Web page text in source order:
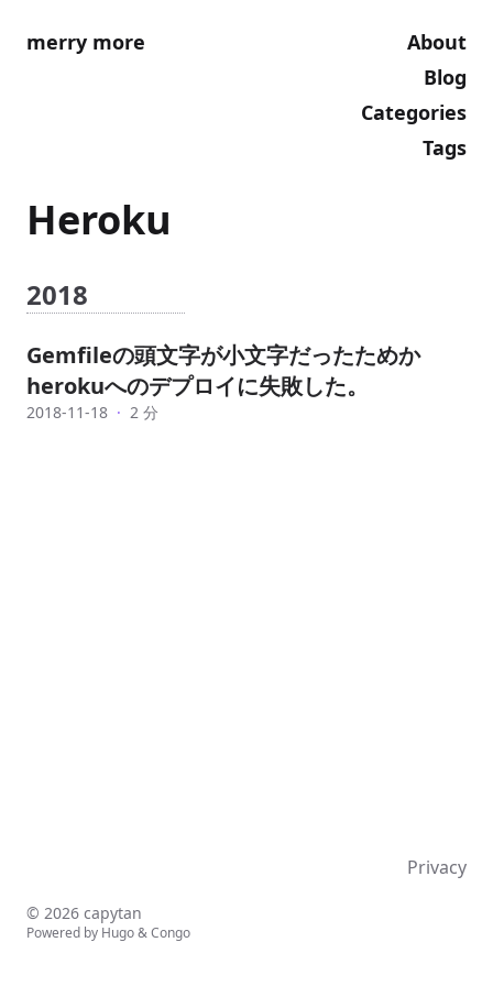
merry more
About
Blog
Categories
Tags
Heroku
2018
Gemfileの頭文字が小文字だったためか
herokuへのデプロイに失敗した。
2018-11-18 · 2 分
Privacy
© 2026 capytan
Powered by Hugo&Congo